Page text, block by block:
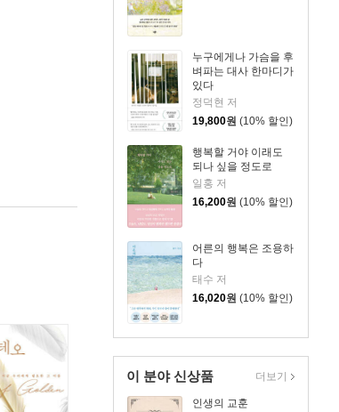
누구에게나 가슴을 후
벼파는 대사 한마디가
있다
정덕현 저
19,800원 (10% 할인)
행복할 거야 이래도
되나 싶을 정도로
일홍 저
16,200원 (10% 할인)
어른의 행복은 조용하
다
태수 저
16,020원 (10% 할인)
이 분야 신상품
인생의 교훈
더보기